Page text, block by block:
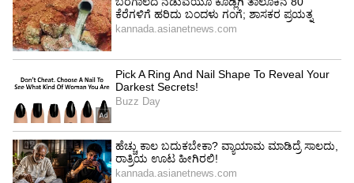
ದುಡ್ಡಿದ್ದವರೆಲ್ಲಾ ಇದನ್ನು ಖರೀದಿಸಲು ಸಾಧ್ಯವಿಲ್ಲ. ಏಕೆಂದರೆ
ಇಡೀ ಸೆಂಟರ್ ಕೋರ್ಟ್‌ನಲ್ಲಿ ಕೇವಲ 2,520 ಮತ್ತು ನಂಬರ್
1 ಕೋರ್ಟ್‌ನಲ್ಲಿ 1,250 ಡಿಬೆಂಚರ್‌ಗಳು ಮಾತ್ರ ಲಭ್ಯವಿವೆ.